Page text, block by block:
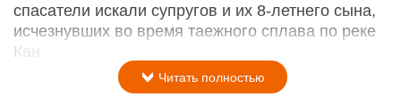
спасатели искали супругов и их 8-летнего сына,
исчезнувших во время таежного сплава по реке
Кан.
Читать полностью